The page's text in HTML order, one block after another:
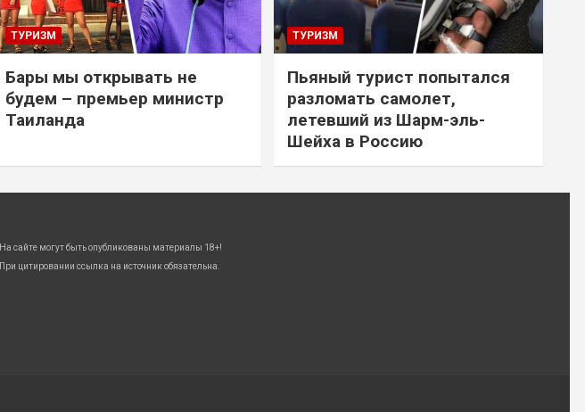
ТУРИЗМ
Бары мы открывать не
будем – премьер министр
Таиланда
ТУРИЗМ
Пьяный турист попытался
разломать самолет,
летевший из Шарм-эль-
Шейха в Россию
На сайте могут быть опубликованы материалы 18+!
При цитировании ссылка на источник обязательна.